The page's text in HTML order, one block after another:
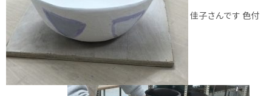
佳子さんです 色付